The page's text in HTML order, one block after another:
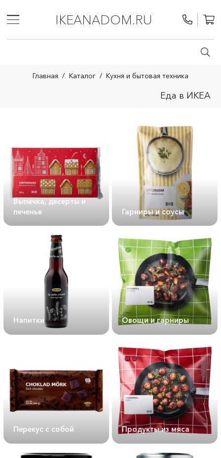
IKEANADOM.RU
Главная / Каталог / Кухня и бытовая техника
Еда в ИКЕА
Выпечка, десерты и
печенье
Гарниры и соусы
Напитки Овощи и гарниры
Перекус с собой Продукты из мяса